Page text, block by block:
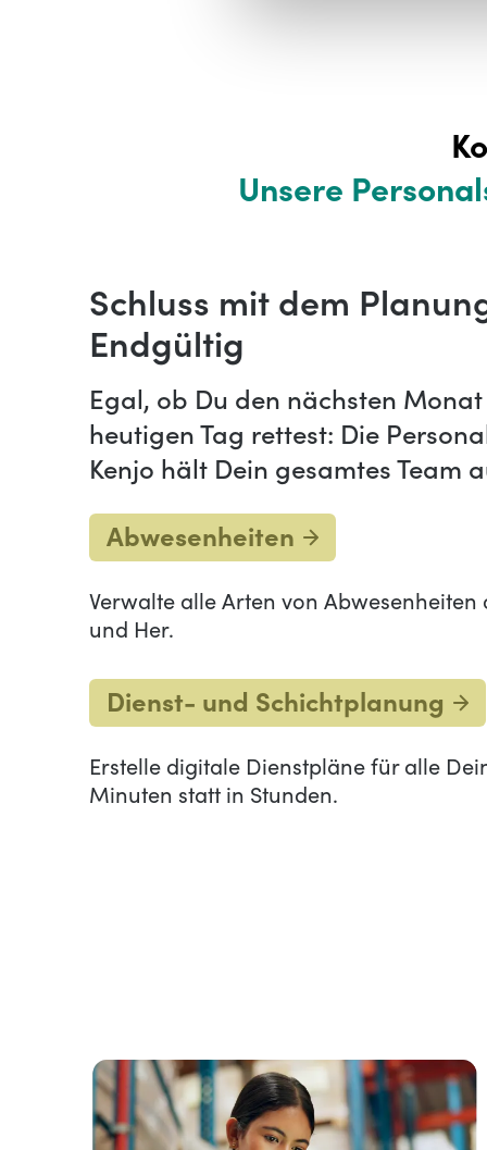
Unsere
Schluss mit dem
Endgültig
Egal, ob Du den nächsten
heutigen Tag rettest: Die
Kenjo hält Dein gesamtes Team
Abwesenheiten
Verwalte alle Arten von Abwesenheiten
und Her.
Dienst- und Schichtplanung
Erstelle digitale Dienstpläne für alle
Minuten statt in Stunden.